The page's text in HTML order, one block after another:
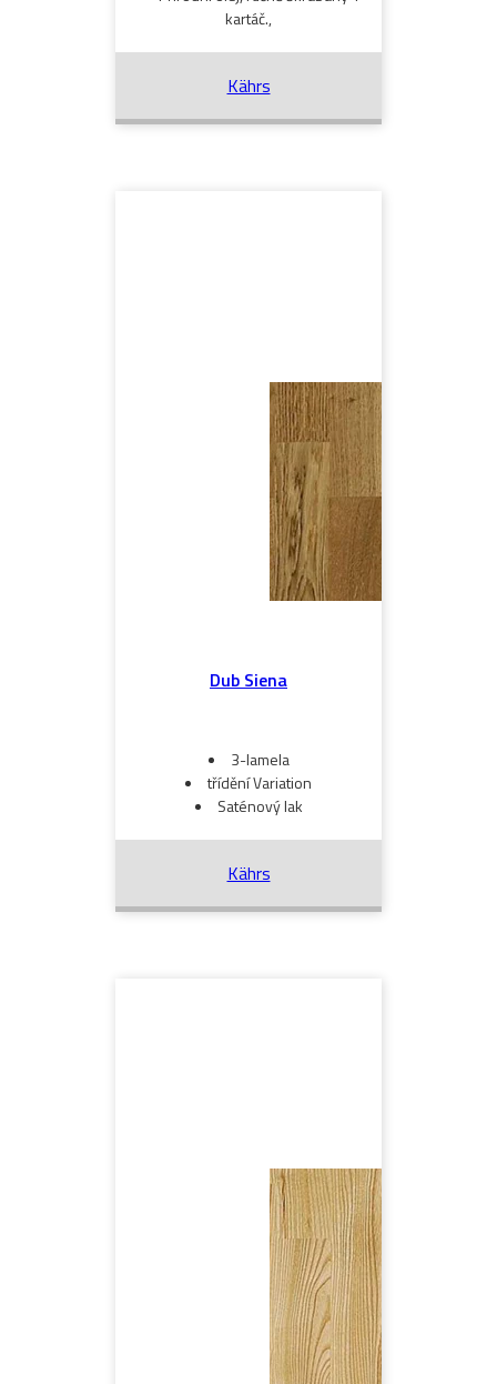
kartáč.,
Kährs
Dub Siena
3-lamela
třídění Variation
Saténový lak
Kährs